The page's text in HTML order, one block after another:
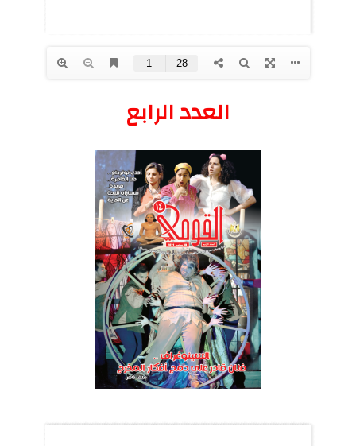
العدد الرابع